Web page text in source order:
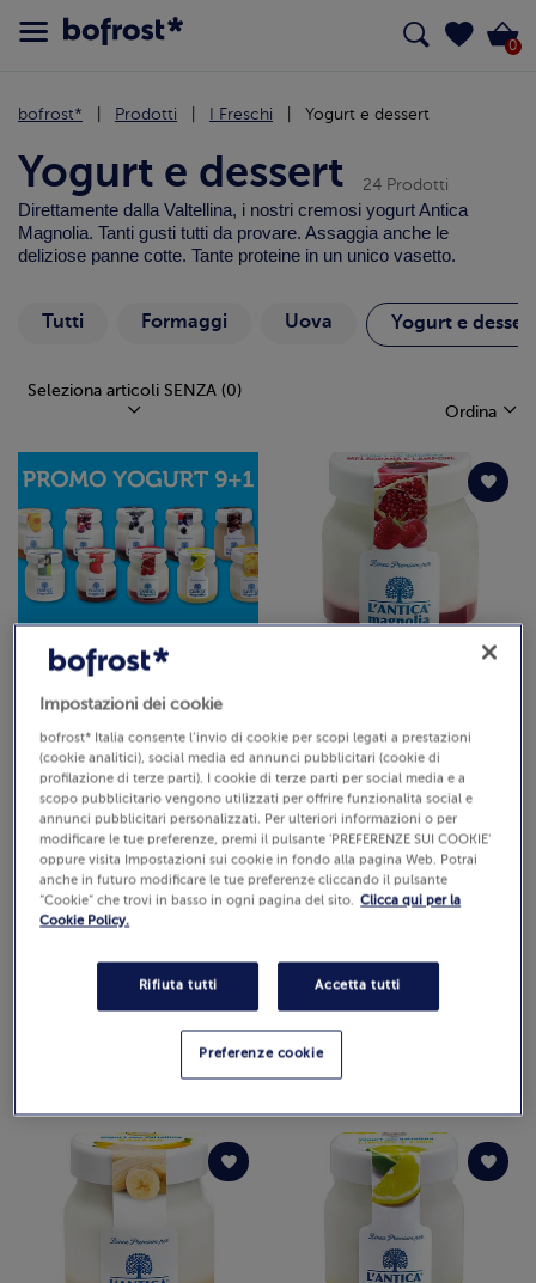
0
bofrost* Prodotti I Freschi Yogurt e dessert
Yogurt e dessert 24 Prodotti
Direttamente dalla Valtellina, i nostri cremosi yogurt Antica
Magnolia. Tanti gusti tutti da provare. Assaggia anche le
deliziose panne cotte. Tante proteine in un unico vasetto.
Tutti Formaggi Uova Yogurt e dessert
Seleziona articoli SENZA (0)
Ordina
Promo Yogurt
Yogurt della Valtellina
€ 1,99
Cod. 7154
Yogurt della Valtellina
Naturale
€ 1,99
Yogurt della Valtellina
Frutti di bosco
150 g (Prezzo al Kg 13.27 €)
Impostazioni dei cookie
bofrost* Italia consente l’invio di cookie per scopi legati a prestazioni
(cookie analitici), social media ed annunci pubblicitari (cookie di
profilazione di terze parti). I cookie di terze parti per social media e a
scopo pubblicitario vengono utilizzati per offrire funzionalità social e
annunci pubblicitari personalizzati. Per ulteriori informazioni o per
modificare le tue preferenze, premi il pulsante 'PREFERENZE SUI COOKIE'
oppure visita Impostazioni sui cookie in fondo alla pagina Web. Potrai
anche in futuro modificare le tue preferenze cliccando il pulsante
“Cookie” che trovi in basso in ogni pagina del sito. Clicca qui per la
Cookie Policy.
Rifiuta tutti Accetta tutti
Preferenze cookie